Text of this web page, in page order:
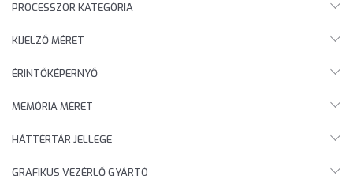
PROCESSZOR KATEGÓRIA
KIJELZŐ MÉRET
ÉRINTŐKÉPERNYŐ
MEMÓRIA MÉRET
HÁTTÉRTÁR JELLEGE
GRAFIKUS VEZÉRLŐ GYÁRTÓ